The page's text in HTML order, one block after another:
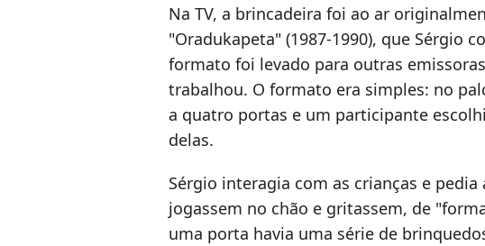
Na TV, a brincadeira foi ao ar
"Oradukapeta" (1987-1990), que Sérgio
formato foi levado para outras
trabalhou. O formato era simples: no
a quatro portas e um participante
delas.
Sérgio interagia com as crianças e pedia
jogassem no chão e gritassem, de
uma porta havia uma série de